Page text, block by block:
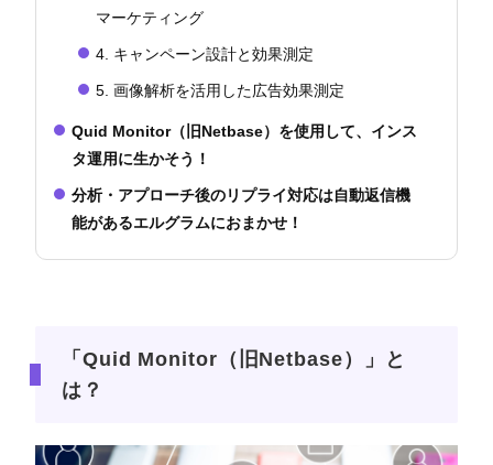
マーケティング
4. キャンペーン設計と効果測定
5. 画像解析を活用した広告効果測定
Quid Monitor（旧Netbase）を使用して、インス
タ運用に生かそう！
分析・アプローチ後のリプライ対応は自動返信機
能があるエルグラムにおまかせ！
「Quid Monitor（旧Netbase）」と
は？